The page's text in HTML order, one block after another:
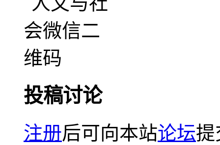
投稿讨论
注册后可向本站论坛提